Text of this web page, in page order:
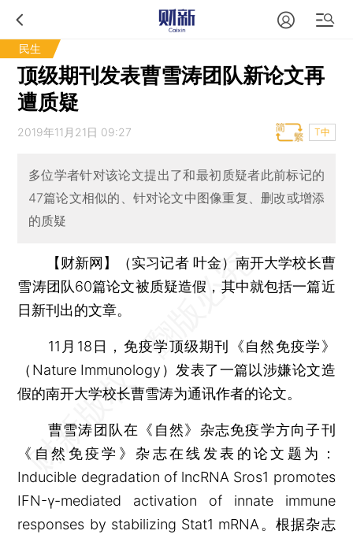
民生
顶级期刊发表曹雪涛团队新论文再
遭质疑
2019年11月21日 09:27 T中
多位学者针对该论文提出了和最初质疑者此前标记的
47篇论文相似的、针对论文中图像重复、删改或增添
的质疑
【财新网】（实习记者 叶金）南开大学校长曹
雪涛团队60篇论文被质疑造假，其中就包括一篇近
日新刊出的文章。
11月18日，免疫学顶级期刊《自然免疫学》
（Nature Immunology）发表了一篇以涉嫌论文造
假的南开大学校长曹雪涛为通讯作者的论文。
曹雪涛团队在《自然》杂志免疫学方向子刊
《自然免疫学》杂志在线发表的论文题为：
Inducible degradation of lncRNA Sros1 promotes
IFN-γ-mediated activation of innate immune
responses by stabilizing Stat1 mRNA。根据杂志